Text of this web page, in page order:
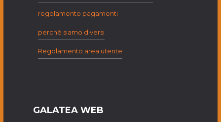
regolamento pagamenti
perchè siamo diversi
Regolamento area utente
GALATEA WEB